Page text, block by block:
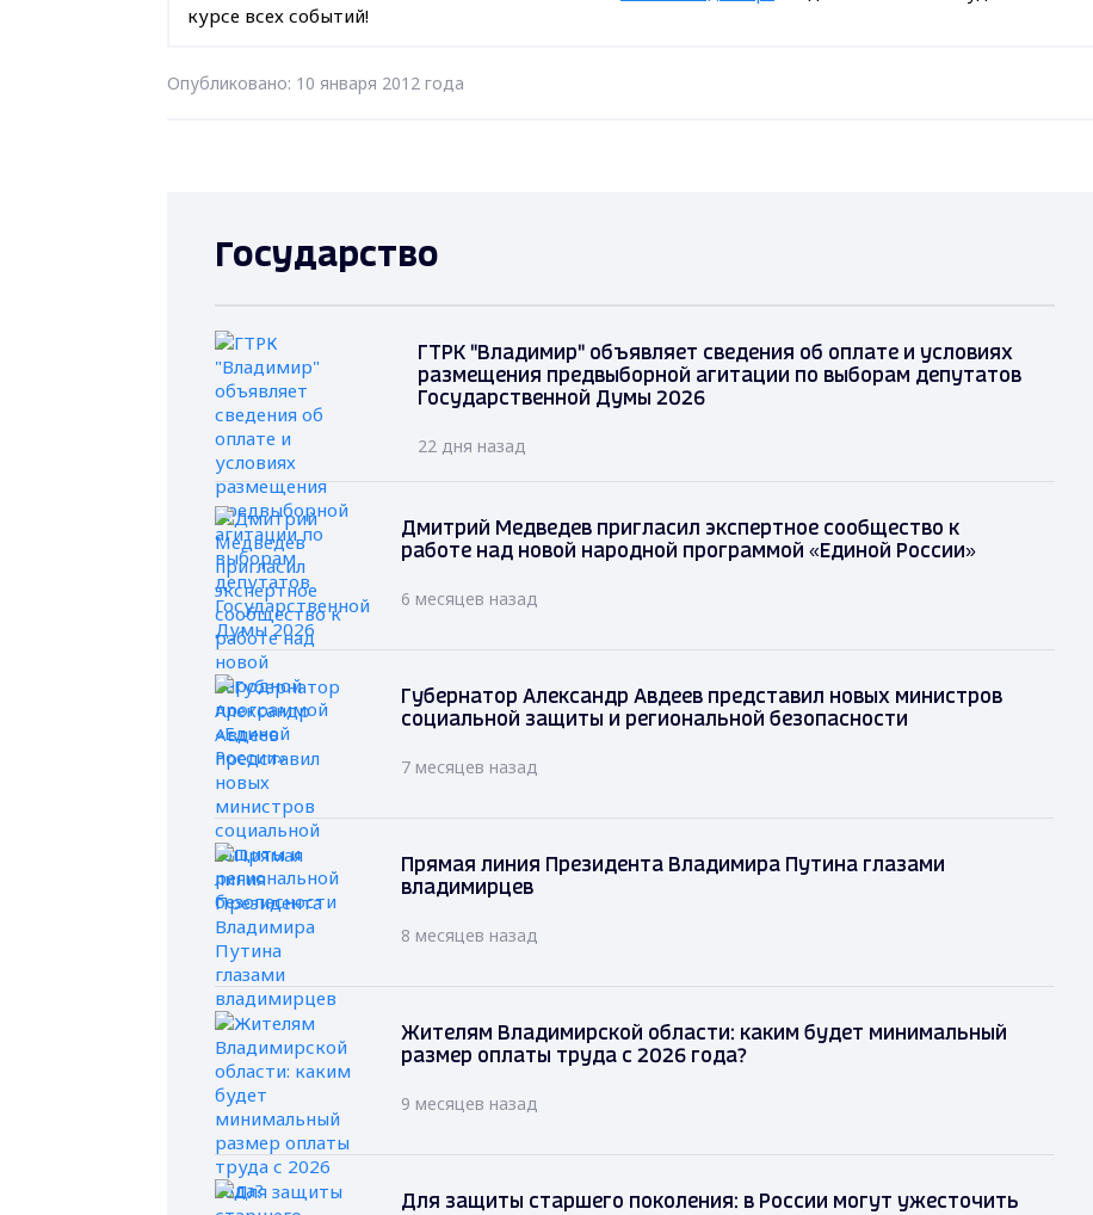
курсе всех событий!
Опубликовано: 10 января 2012 года
Государство
ГТРК "Владимир" объявляет сведения об оплате и условиях
размещения предвыборной агитации по выборам депутатов
Государственной Думы 2026
22 дня назад
Дмитрий Медведев пригласил экспертное сообщество к
работе над новой народной программой «Единой России»
6 месяцев назад
Губернатор Александр Авдеев представил новых министров
социальной защиты и региональной безопасности
7 месяцев назад
Прямая линия Президента Владимира Путина глазами
владимирцев
8 месяцев назад
Жителям Владимирской области: каким будет минимальный
размер оплаты труда с 2026 года?
9 месяцев назад
Для защиты старшего поколения: в России могут ужесточить